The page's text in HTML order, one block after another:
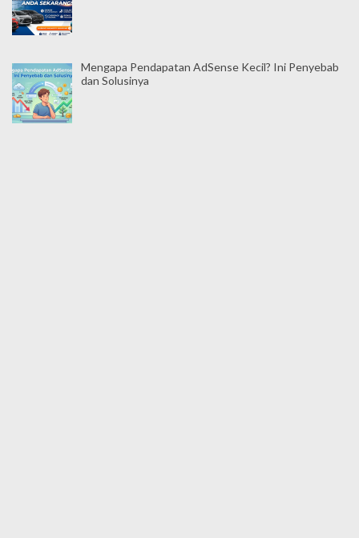
Mengapa Pendapatan AdSense Kecil? Ini Penyebab
dan Solusinya